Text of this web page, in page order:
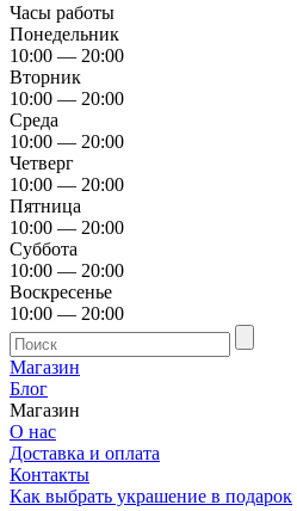
Часы работы
Понедельник
10:00 — 20:00
Вторник
10:00 — 20:00
Среда
10:00 — 20:00
Четверг
10:00 — 20:00
Пятница
10:00 — 20:00
Суббота
10:00 — 20:00
Воскресенье
10:00 — 20:00
Магазин
Блог
Магазин
О нас
Доставка и оплата
Контакты
Как выбрать украшение в подарок